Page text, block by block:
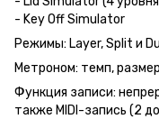
- Key Off Simulator
Режимы: Layer, Split и
Метроном: темп,
Функция записи:
также MIDI-запись (2